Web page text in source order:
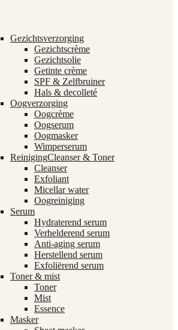
Gezichtsverzorging
Gezichtscrème
Gezichtsolie
Getinte crème
SPF & Zelfbruiner
Hals & decolleté
Oogverzorging
Oogcrème
Oogserum
Oogmasker
Wimperserum
ReinigingCleanser & Toner
Cleanser
Exfoliant
Micellar water
Oogreiniging
Serum
Hydraterend serum
Verhelderend serum
Anti-aging serum
Herstellend serum
Exfoliërend serum
Toner & mist
Toner
Mist
Essence
Masker